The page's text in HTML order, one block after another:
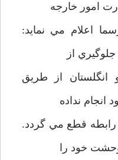
امور خارجه
اعلام مي نمايد:
از
انگلستان از طريق
نداده
قطع مي گردد.
خود را